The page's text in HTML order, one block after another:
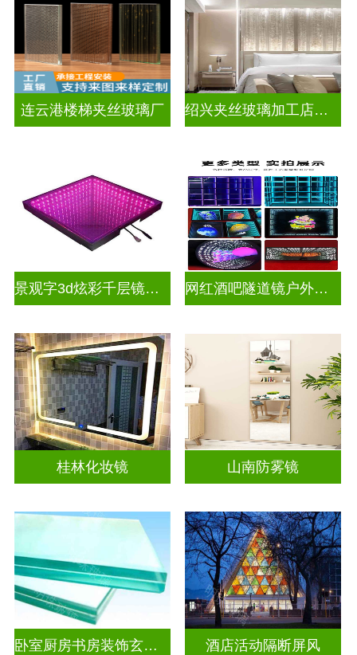
连云港楼梯夹丝玻璃厂 绍兴夹丝玻璃加工店电话
景观字3d炫彩千层镜深渊镜 网红酒吧隧道镜户外门头招牌深渊镜
桂林化妆镜 山南防雾镜
卧室厨房书房装饰玄关隔断 酒店活动隔断屏风